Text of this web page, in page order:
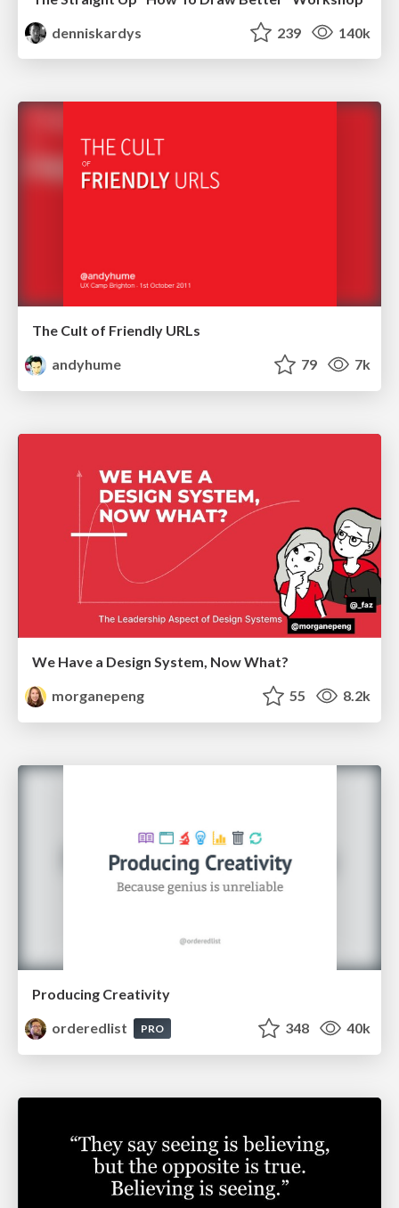
denniskardys
239 140k
The Cult of Friendly URLs
andyhume
79 7k
We Have a Design System, Now What?
morganepeng
55 8.2k
Producing Creativity
orderedlist
PRO 348 40k